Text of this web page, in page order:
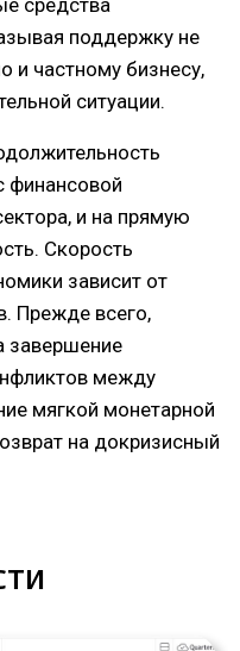
средства
поддержку не
и частному бизнесу,
ситуации.
финансовой
и на прямую
Скорость
зависит от
Прежде всего,
завершение
между
мягкой монетарной
на докризисный